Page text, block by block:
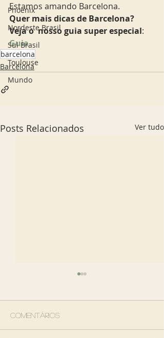
Phoenix
Nordeste Brasil
Sul Brasil
Toulouse
Mundo
Estamos amando Barcelona.
Quer mais dicas de Barcelona?
Veja o  nosso guia super especial:
Guia
barcelona
Barcelona
Posts Relacionados Ver tudo
Comentários